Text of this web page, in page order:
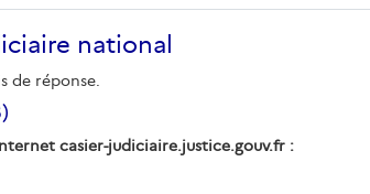
national
de réponse.
casier-judiciaire.justice.gouv.fr :